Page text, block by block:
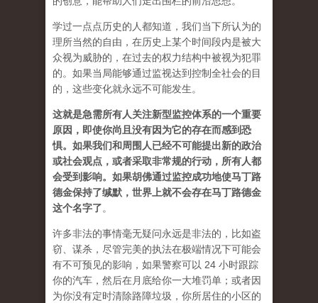
学过一点点历史的人都知道，我们当下所认为的
理所当然的自由，在历史上某个时间段内是被大
众视为威胁的，在过去的权力结构中被视为犯罪
的。如果当局能够通过监视达到控制全社会的目
的，这些变化就永远不可能发生。
这就是急需所有人关注新型监控体系的一个重要
原因，即使你尚且没有因为它的存在而感到恐
惧。如果我们和周围人已经不可能提出新的政治
或社会观点，或者采取非常规的行动，所有人都
会受到影响。如果胡佛通过监控成功地使马丁路
德金保持了缄默，世界上就不会存在马丁路德金
这个名字了。
许多非法的事情毫无疑问永远是非法的，比如盗
窃、谋杀，尽管完美的执法在极端情况下可能会
有不可预见的影响，如果警察可以 24 小时跟踪
你的汽车，然后在月底给你一大堆罚单；或者因
为你没有定时清除路障垃圾，你所居住的小区的